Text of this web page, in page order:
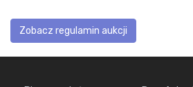
Zobacz regulamin aukcji